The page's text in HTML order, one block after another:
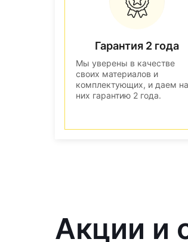
Гарантия 2 года
Мы уверены в качестве
своих материалов и
комплектующих, и даем на
них гарантию 2 года.
Акции и